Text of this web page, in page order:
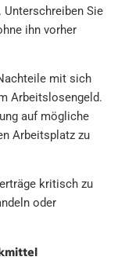
Unterschreiben Sie
ihn vorher
mit sich
Arbeitslosengeld.
auf mögliche
Arbeitsplatz zu
kritisch zu
oder